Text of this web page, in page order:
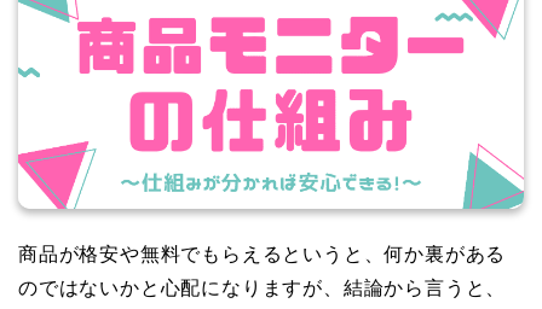
商品が格安や無料でもらえるというと、何か裏がある
のではないかと心配になりますが、結論から言うと、